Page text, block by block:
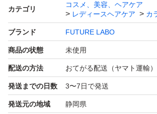
m(__)m
カテゴリ
コスメ、美容、ヘアケア
レディースヘアケア
カ
ブランド FUTURE LABO
商品の状態 未使用
配送の方法 おてがる配送（ヤマト運輸）
発送までの日数 3〜7日で発送
発送元の地域 静岡県